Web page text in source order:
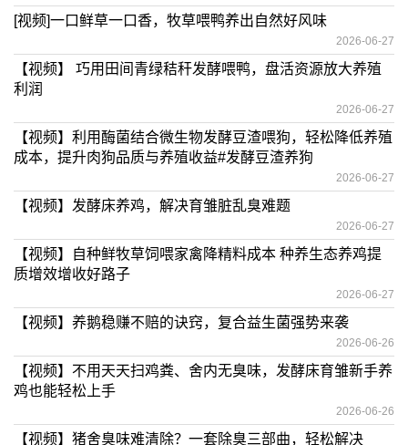
[视频]一口鲜草一口香，牧草喂鸭养出自然好风味
2026-06-27
【视频】 巧用田间青绿秸秆发酵喂鸭，盘活资源放大养殖
利润
2026-06-27
【视频】利用酶菌结合微生物发酵豆渣喂狗，轻松降低养殖
成本，提升肉狗品质与养殖收益#发酵豆渣养狗
2026-06-27
【视频】发酵床养鸡，解决育雏脏乱臭难题
2026-06-27
【视频】自种鲜牧草饲喂家禽降精料成本 种养生态养鸡提
质增效增收好路子
2026-06-27
【视频】养鹅稳赚不赔的诀窍，复合益生菌强势来袭
2026-06-26
【视频】不用天天扫鸡粪、舍内无臭味，发酵床育雏新手养
鸡也能轻松上手
2026-06-26
【视频】猪舍臭味难清除？一套除臭三部曲，轻松解决